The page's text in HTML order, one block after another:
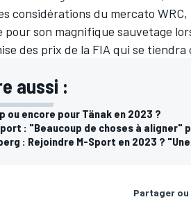
considérations du mercato
pour son magnifique sauvetage
des prix de la FIA qui se
aussi :
ou encore pour Tänak en 2023 ?
: "Beaucoup de choses à aligner"
: Rejoindre M-Sport en 2023 ?
Partager